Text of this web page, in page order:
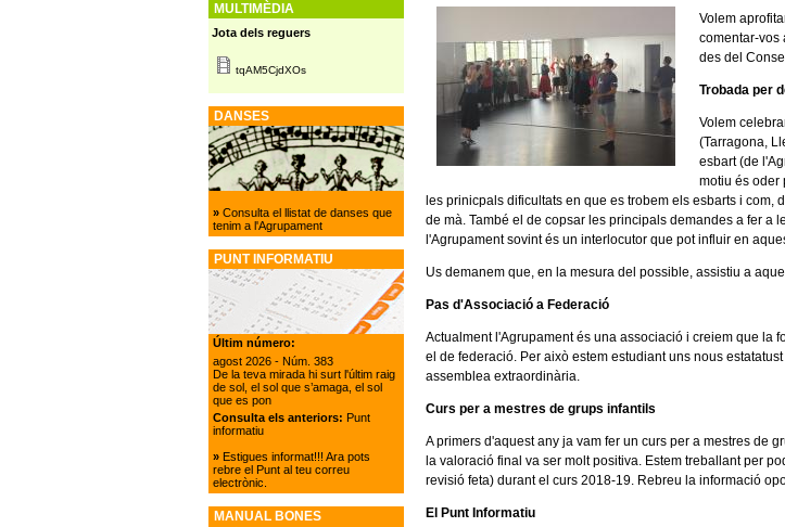
Volem
comentar-vos
des del
Trobada per
Volem
(Tarragona,
esbart (de
motiu és oder
les prinicpals dificultats en que es trobem els esbarts i com,
de mà. També el de copsar les principals demandes a fer a
l'Agrupament sovint és un interlocutor que pot influir en
Us demanem que, en la mesura del possible, assistiu a
Pas d'Associació a Federació
Actualment l'Agrupament és una associació i creiem que la
el de federació. Per això estem estudiant uns nous
assemblea extraordinària.
Curs per a mestres de grups infantils
A primers d'aquest any ja vam fer un curs per a mestres de
la valoració final va ser molt positiva. Estem treballant per
revisió feta) durant el curs 2018-19. Rebreu la informació
El Punt Informatiu
MULTIMÈDIA
Jota dels reguers
tqAM5CjdXOs
DANSES
»Consulta el llistat de danses que
tenim a l'Agrupament
PUNT INFORMATIU
Últim número:
agost 2026 - Núm. 383
De la teva mirada hi surt l'últim raig
de sol, el sol que s’amaga, el sol
que es pon
Consulta els anteriors: Punt
informatiu
»Estigues informat!!! Ara pots
rebre el Punt al teu correu
electrònic.
MANUAL BONES